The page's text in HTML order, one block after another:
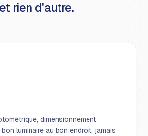
rien d'autre.
dimensionnement
luminaire au bon endroit, jamais